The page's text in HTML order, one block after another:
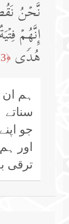
نَّحۡنُ
إِنَّهُمۡ
هُدࣰى ﴿13﴾
ہم
جو
اور
ترقی